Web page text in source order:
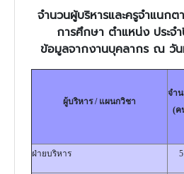
จำนวนผู้บริหารและครูจำแน
การศึกษา ตำแหน่งประจ
ข้อมูลจากงานบุคลากร ณ
ผู้บริหาร / แผนกวิชา
จำ
(ค
ฝ่ายบริหาร 5